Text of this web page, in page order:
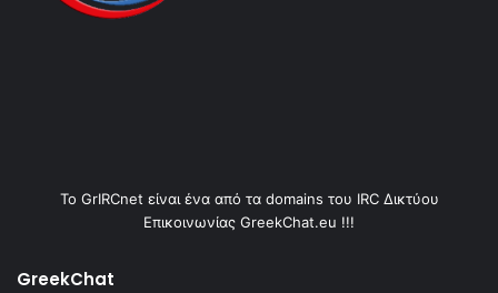
Το GrIRCnet είναι ένα από τα domains του IRC Δικτύου
Επικοινωνίας GreekChat.eu !!!
GreekChat